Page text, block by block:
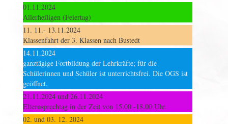
01.11.2024
Allerheiligen (Feiertag)
11. 11.- 13.11.2024
Klassenfahrt der 3. Klassen nach Bustedt
14.11.2024
ganztägige Fortbildung der Lehrkräfte; für die
Schülerinnen und Schüler ist unterrichtsfrei. Die OGS ist
geöffnet.
21.11.2024 und 26.11.2024
Elternsprechtag in der Zeit von 15.00 -18.00 Uhr.
02. und 03. 12. 2024